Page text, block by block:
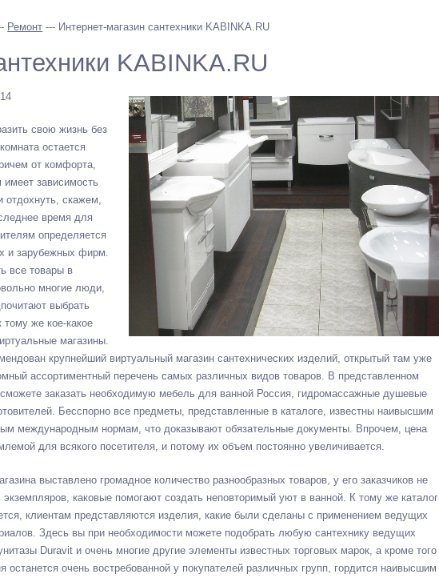
Ремонт --- Интернет-магазин сантехники KABINKA.RU
KABINKA.RU
свою жизнь без
остается
от комфорта,
зависимость
отдохнуть, скажем,
время для
определяется
и зарубежных фирм.
все товары в
многие люди,
выбрать
тому же кое-какое
магазины.
крупнейший виртуальный магазин сантехнических изделий, открытый там уже
ассортиментный перечень самых различных видов товаров. В представленном
заказать необходимую мебель для ванной Россия, гидромассажные душевые
Бесспорно все предметы, представленные в каталоге, известны наивысшим
международным нормам, что доказывают обязательные документы. Впрочем, цена
для всякого посетителя, и потому их объем постоянно увеличивается.
выставлено громадное количество разнообразных товаров, у его заказчиков не
каковые помогают создать неповторимый уют в ванной. К тому же каталог
клиентам представляются изделия, какие были сделаны с применением ведущих
Здесь вы при необходимости можете подобрать любую сантехнику ведущих
Duravit и очень многие другие элементы известных торговых марок, а кроме того
останется очень востребованной у покупателей различных групп, гордится наивысшим